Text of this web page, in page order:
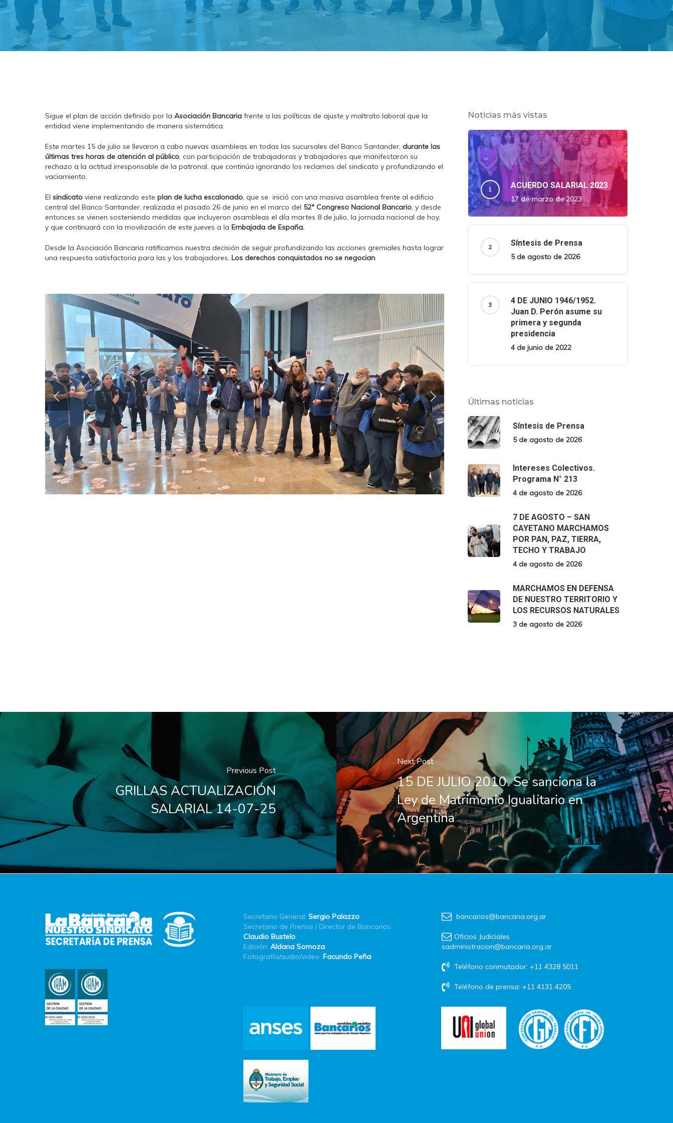
Sigue el plan de acción definido por laAsociación Bancaria frente a las políticas de ajuste y maltrato laboral que la
entidad viene implementando de manera sistemática.
Este martes 15 de julio se llevaron a cabo nuevas asambleas en todas las sucursales del Banco Santander,durante las
últimas tres horas de atención al público, con participación de trabajadoras y trabajadores que manifestaron su
rechazo a la actitud irresponsable de la patronal, que continúa ignorando los reclamos del sindicato y profundizando el
vaciamiento.
Elsindicato viene realizando esteplan de lucha escalonado, que se inició con una masiva asamblea frente al edificio
central del Banco Santander, realizada el pasado 26 de junio en el marco del 52° Congreso Nacional Bancario, y desde
entonces se vienen sosteniendo medidas que incluyeron asambleas el día martes 8 de julio, la jornada nacional de hoy,
y que continuará con la movilización de este jueves a laEmbajada de España.
Desde la Asociación Bancaria ratificamos nuestra decisión de seguir profundizando las acciones gremiales hasta lograr
una respuesta satisfactoria para las y los trabajadores.Los derechos conquistados no se negocian.
Noticias más vistas
ACUERDO SALARIAL 2023
17 de marzo de 2023
Síntesis de Prensa
5 de agosto de 2026
4 DE JUNIO 1946/1952.
Juan D. Perón asume su
primera y segunda
presidencia
4 de junio de 2022
Últimas noticias
Síntesis de Prensa
5 de agosto de 2026
Intereses Colectivos.
Programa N° 213
4 de agosto de 2026
7 DE AGOSTO – SAN
CAYETANO MARCHAMOS
POR PAN, PAZ, TIERRA,
TECHO Y TRABAJO
4 de agosto de 2026
MARCHAMOS EN DEFENSA
DE NUESTRO TERRITORIO Y
LOS RECURSOS NATURALES
3 de agosto de 2026
Previous Post
GRILLAS ACTUALIZACIÓN
SALARIAL 14-07-25
Next Post
15 DE JULIO 2010. Se sanciona la
Ley de Matrimonio Igualitario en
Argentina
Secretario General: Sergio Palazzo
Secretario de Prensa / Director de Bancarios:
Claudio Bustelo
Edición: Aldana Somoza
Fotografía/audio/video: Facundo Peña
bancarios@bancaria.org.ar
Oficios Judiciales
sadministracion@bancaria.org.ar
Teléfono conmutador: +11 4328 5011
Teléfono de prensa: +11 4131 4205